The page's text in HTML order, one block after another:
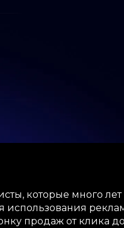
которые много
использования
продаж от клика